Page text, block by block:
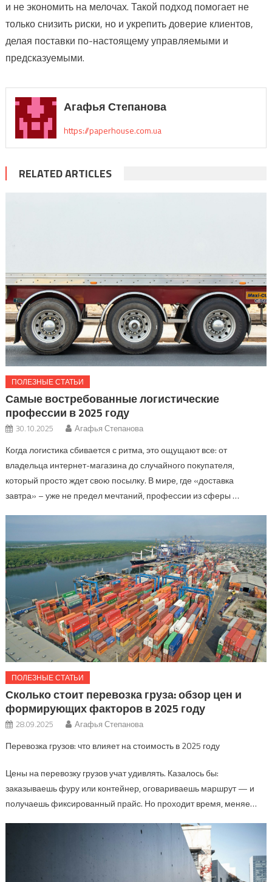
и не экономить на мелочах. Такой подход помогает не
только снизить риски, но и укрепить доверие клиентов,
делая поставки по-настоящему управляемыми и
предсказуемыми.
Агафья Степанова
https://paperhouse.com.ua
RELATED ARTICLES
ПОЛЕЗНЫЕ СТАТЬИ
Самые востребованные логистические
профессии в 2025 году
30.10.2025 Агафья Степанова
Когда логистика сбивается с ритма, это ощущают все: от
владельца интернет-магазина до случайного покупателя,
который просто ждет свою посылку. В мире, где «доставка
завтра» – уже не предел мечтаний, профессии из сферы …
ПОЛЕЗНЫЕ СТАТЬИ
Сколько стоит перевозка груза: обзор цен и
формирующих факторов в 2025 году
28.09.2025 Агафья Степанова
Перевозка грузов: что влияет на стоимость в 2025 году
Цены на перевозку грузов учат удивлять. Казалось бы:
заказываешь фуру или контейнер, оговариваешь маршрут — и
получаешь фиксированный прайс. Но проходит время, меняе…